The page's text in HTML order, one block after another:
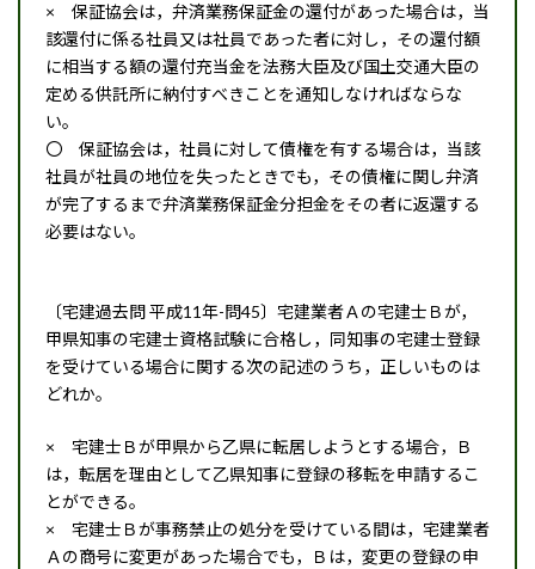
× 保証協会は，弁済業務保証金の還付があった場合は，当
該還付に係る社員又は社員であった者に対し，その還付額
に相当する額の還付充当金を法務大臣及び国土交通大臣の
定める供託所に納付すべきことを通知しなければならな
い。
〇 保証協会は，社員に対して債権を有する場合は，当該
社員が社員の地位を失ったときでも，その債権に関し弁済
が完了するまで弁済業務保証金分担金をその者に返還する
必要はない。
〔宅建過去問 平成11年-問45〕宅建業者Ａの宅建士Ｂが，
甲県知事の宅建士資格試験に合格し，同知事の宅建士登録
を受けている場合に関する次の記述のうち，正しいものは
どれか。
× 宅建士Ｂが甲県から乙県に転居しようとする場合，Ｂ
は，転居を理由として乙県知事に登録の移転を申請するこ
とができる。
× 宅建士Ｂが事務禁止の処分を受けている間は，宅建業者
Ａの商号に変更があった場合でも，Ｂは，変更の登録の申